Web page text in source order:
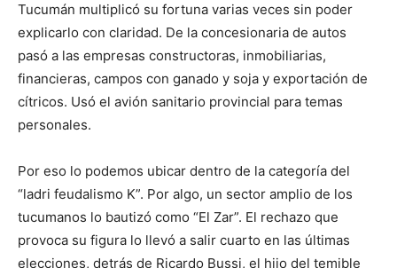
Tucumán multiplicó su fortuna varias veces sin poder
explicarlo con claridad. De la concesionaria de autos
pasó a las empresas constructoras, inmobiliarias,
financieras, campos con ganado y soja y exportación de
cítricos. Usó el avión sanitario provincial para temas
personales.
Por eso lo podemos ubicar dentro de la categoría del
“ladri feudalismo K”. Por algo, un sector amplio de los
tucumanos lo bautizó como “El Zar”. El rechazo que
provoca su figura lo llevó a salir cuarto en las últimas
elecciones, detrás de Ricardo Bussi, el hijo del temible